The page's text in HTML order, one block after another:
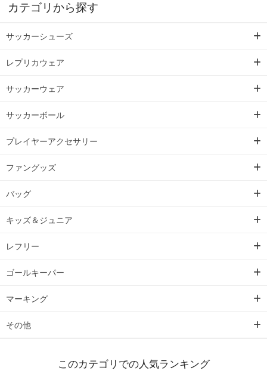
カテゴリから探す
サッカーシューズ
レプリカウェア
サッカーウェア
サッカーボール
プレイヤーアクセサリー
ファングッズ
バッグ
キッズ＆ジュニア
レフリー
ゴールキーパー
マーキング
その他